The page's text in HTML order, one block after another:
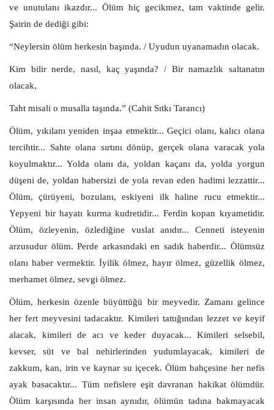
ve unutulanı ikazdır... Ölüm hiç gecikmez, tam vaktinde gelir.
Şairin de dediği gibi:
“Neylersin ölüm herkesin başında. / Uyudun uyanamadın olacak.
Kim bilir nerde, nasıl, kaç yaşında? / Bir namazlık saltanatın
olacak,
Taht misali o musalla taşında.” (Cahit Sıtkı Tarancı)
Ölüm, yıkılanı yeniden inşaa etmektir... Geçici olanı, kalıcı olana
tercihtir... Sahte olana sırtını dönüp, gerçek olana varacak yola
koyulmaktır... Yolda olanı da, yoldan kaçanı da, yolda yorgun
düşeni de, yoldan habersizi de yola revan eden hadimi lezzattir...
Ölüm, çürüyeni, bozulanı, eskiyeni ilk haline rucu etmektir...
Yepyeni bir hayatı kurma kudretidir... Ferdin kopan kıyametidir.
Ölüm, özleyenin, özlediğine vuslat anıdır... Cenneti isteyenin
arzusudur ölüm. Perde arkasındaki en sadık haberdir... Ölümsüz
olanı haber vermektir. İyilik ölmez, hayır ölmez, güzellik ölmez,
merhamet ölmez, sevgi ölmez.
Ölüm, herkesin özenle büyüttüğü bir meyvedir. Zamanı gelince
her fert meyvesini tadacaktır. Kimileri tattığından lezzet ve keyif
alacak, kimileri de acı ve keder duyacak... Kimileri selsebil,
kevser, süt ve bal nehirlerinden yudumlayacak, kimileri de
zakkum, kan, irin ve kaynar su içecek. Ölüm bahçesine her nefis
ayak basacaktır... Tüm nefislere eşit davranan hakikat ölümdür.
Ölüm karşısında her insan aynıdır, ölümün tadına bakmayacak